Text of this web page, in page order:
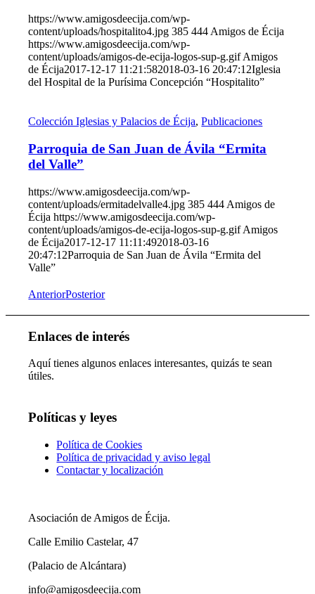
https://www.amigosdeecija.com/wp-
content/uploads/hospitalito4.jpg 385 444 Amigos de Écija
https://www.amigosdeecija.com/wp-
content/uploads/amigos-de-ecija-logos-sup-g.gifAmigos
de Écija2017-12-17 11:21:582018-03-16 20:47:12Iglesia
del Hospital de la Purísima Concepción “Hospitalito”
Colección Iglesias y Palacios de Écija,Publicaciones
Parroquia de San Juan de Ávila “Ermita
del Valle”
https://www.amigosdeecija.com/wp-
content/uploads/ermitadelvalle4.jpg 385 444 Amigos de
Écija https://www.amigosdeecija.com/wp-
content/uploads/amigos-de-ecija-logos-sup-g.gif Amigos
de Écija2017-12-17 11:11:492018-03-16
20:47:12Parroquia de San Juan de Ávila “Ermita del
Valle”
AnteriorPosterior
Enlaces de interés
Aquí tienes algunos enlaces interesantes, quizás te sean
útiles.
Políticas y leyes
Política de Cookies
Política de privacidad y aviso legal
Contactar y localización
Asociación de Amigos de Écija.
Calle Emilio Castelar, 47
(Palacio de Alcántara)
info@amigosdeecija.com